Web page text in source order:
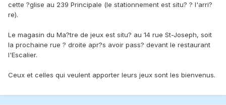
cette ?glise au 239 Principale (le stationnement est situ? ? l'arri?
re).
Le magasin du Ma?tre de jeux est situ? au 14 rue St-Joseph, soit
la prochaine rue ? droite apr?s avoir pass? devant le restaurant
l'Escalier.
Ceux et celles qui veulent apporter leurs jeux sont les bienvenus.